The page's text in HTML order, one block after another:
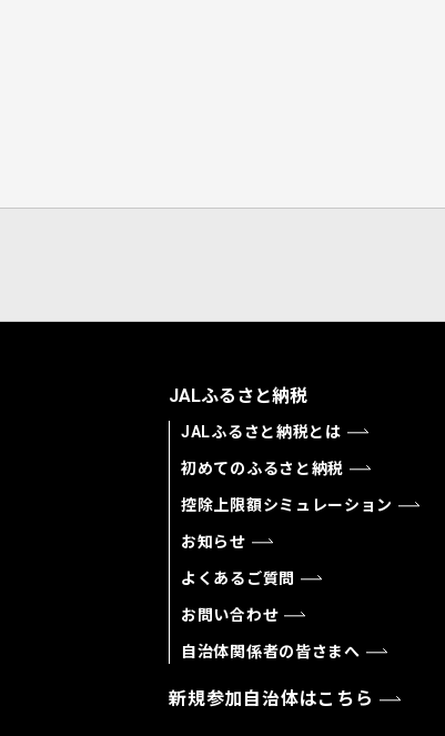
JALふるさと納税
JALふるさと納税とは
初めてのふるさと納税
控除上限額シミュレーション
お知らせ
よくあるご質問
お問い合わせ
自治体関係者の皆さまへ
新規参加自治体はこちら